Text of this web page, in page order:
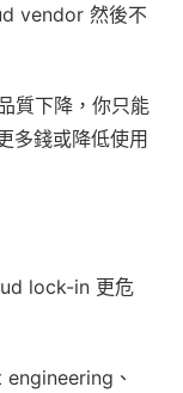
vendor 然後不
質下降，你只能
多錢或降低使用
lock-in 更危
、